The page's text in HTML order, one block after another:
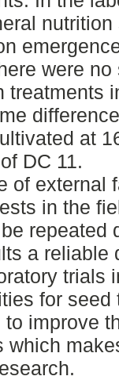
were
treatments
at
DC 11.
of external
in the
repeated
a reliable
trials
for seed
to improve
which